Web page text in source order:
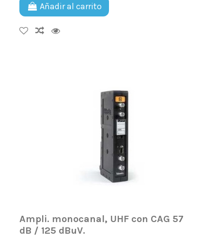
Añadir al carrito
Ampli. monocanal, UHF con CAG 57
dB / 125 dBuV.